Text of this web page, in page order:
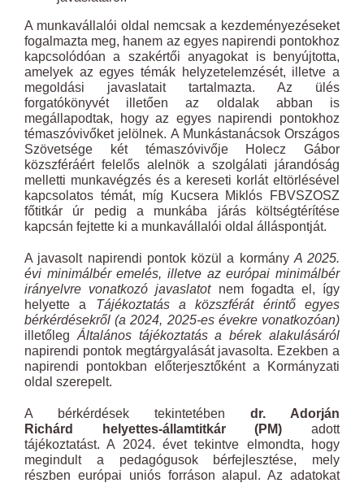
A munkavállalói oldal nemcsak a kezdeményezéseket
fogalmazta meg, hanem az egyes napirendi pontokhoz
kapcsolódóan a szakértői anyagokat is benyújtotta,
amelyek az egyes témák helyzetelemzését, illetve a
megoldási javaslatait tartalmazta. Az ülés
forgatókönyvét illetően az oldalak abban is
megállapodtak, hogy az egyes napirendi pontokhoz
témaszóvivőket jelölnek. A Munkástanácsok Országos
Szövetsége két témaszóvivője Holecz Gábor
közszféráért felelős alelnök a szolgálati járandóság
melletti munkavégzés és a kereseti korlát eltörlésével
kapcsolatos témát, míg Kucsera Miklós FBVSZOSZ
főtitkár úr pedig a munkába járás költségtérítése
kapcsán fejtette ki a munkavállalói oldal álláspontját.
A javasolt napirendi pontok közül a kormány A 2025.
évi minimálbér emelés, illetve az európai minimálbér
irányelvre vonatkozó javaslatotnem fogadta el, így
helyette a Tájékoztatás a közszférát érintő egyes
bérkérdésekről (a 2024, 2025-es évekre vonatkozóan)
illetőleg Általános tájékoztatás a bérek alakulásáról
napirendi pontok megtárgyalását javasolta. Ezekben a
napirendi pontokban előterjesztőként a Kormányzati
oldal szerepelt.
A bérkérdések tekintetében dr. Adorján
Richárd
helyettes-államtitkár (PM) adott
tájékoztatást. A 2024. évet tekintve elmondta, hogy
megindult a pedagógusok bérfejlesztése, mely
részben európai uniós forráson alapul. Az adatokat